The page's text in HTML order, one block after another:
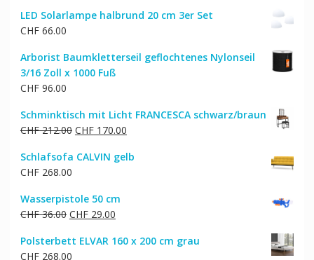
LED Solarlampe halbrund 20 cm 3er Set
CHF66.00
Arborist Baumkletterseil geflochtenes Nylonseil
3/16 Zoll x 1000 Fuß
CHF96.00
Schminktisch mit Licht FRANCESCA schwarz/braun
CHF212.00 Ursprünglicher
war:
CHF170.00Aktueller
ist:
Schlafsofa CALVIN gelb
CHF268.00
Wasserpistole 50 cm
CHF36.00 Ursprünglicher
war:
CHF29.00Aktueller
ist:
Polsterbett ELVAR 160 x 200 cm grau
CHF268.00